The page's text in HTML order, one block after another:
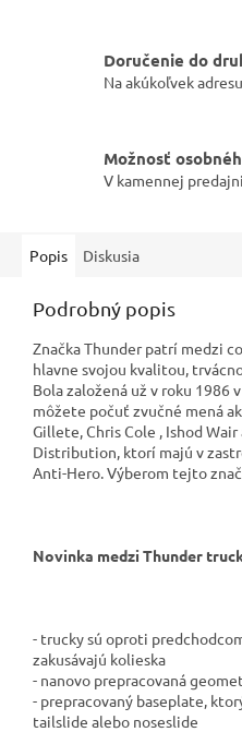
Doručenie do
Na akúkoľvek
Možnosť
V kamennej
Popis Diskusia
Podrobný popis
Značka Thunder patrí medzi
hlavne svojou kvalitou,
Bola založená už v roku 1986
môžete počuť zvučné mená
Gillete, Chris Cole , Ishod
Distribution, ktorí majú v
Anti-Hero. Výberom tejto
Novinka medzi Thunder
- trucky sú oproti
zakusávajú kolieska
- nanovo prepracovaná
- prepracovaný baseplate,
tailslide alebo noseslide